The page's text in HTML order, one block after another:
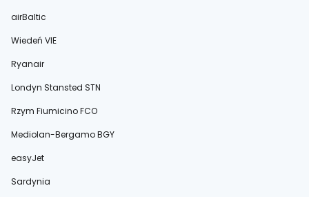
airBaltic
Wiedeń VIE
Ryanair
Londyn Stansted STN
Rzym Fiumicino FCO
Mediolan-Bergamo BGY
easyJet
Sardynia